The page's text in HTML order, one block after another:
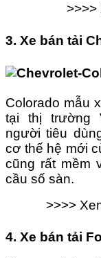
>>>>
3. Xe bán tải
Colorado mẫu
tại thị trường
người tiêu
cơ thế hệ mới
cũng rất mềm
cầu số sàn.
>>>>
4. Xe bán tải